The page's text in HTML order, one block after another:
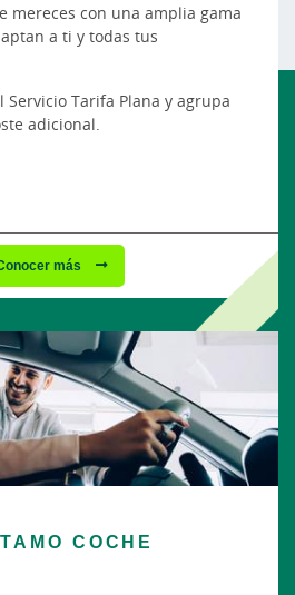
mereces con una amplia gama
a ti y todas tus
Servicio Tarifa Plana y agrupa
adicional.
más
COCHE